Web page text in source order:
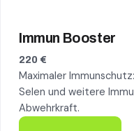
Immun Booster
220 €
Maximaler
Selen und weitere
Abwehrkraft.